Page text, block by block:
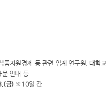
품자원경제 등 관련 업계 연구원, 대학
문 안내 등
금) ※10일 간